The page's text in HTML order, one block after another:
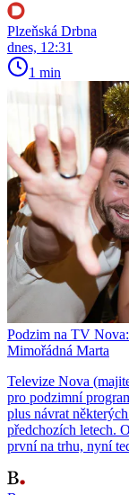
Plzeňská Drbna
dnes, 12:31
1 min
Podzim na TV
Mimořádná Marta
Televize Nova
pro podzimní
plus návrat
předchozích letech.
první na trhu, nyní